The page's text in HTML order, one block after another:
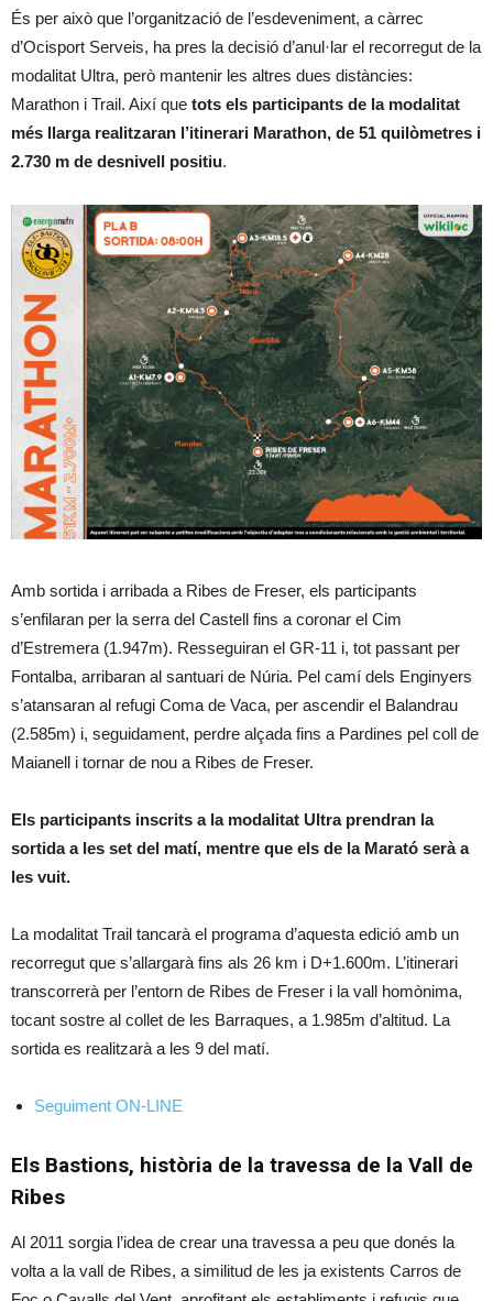
És per això que l’organització de l’esdeveniment, a càrrec
d’Ocisport Serveis, ha pres la decisió d’anul·lar el recorregut de la
modalitat Ultra, però mantenir les altres dues distàncies:
Marathon i Trail. Així que tots els participants de la modalitat
més llarga realitzaran l’itinerari Marathon, de 51 quilòmetres i
2.730 m de desnivell positiu.
Amb sortida i arribada a Ribes de Freser, els participants
s’enfilaran per la serra del Castell fins a coronar el Cim
d’Estremera (1.947m). Resseguiran el GR-11 i, tot passant per
Fontalba, arribaran al santuari de Núria. Pel camí dels Enginyers
s’atansaran al refugi Coma de Vaca, per ascendir el Balandrau
(2.585m) i, seguidament, perdre alçada fins a Pardines pel coll de
Maianell i tornar de nou a Ribes de Freser.
Els participants inscrits a la modalitat Ultra prendran la
sortida a les set del matí, mentre que els de la Marató serà a
les vuit.
La modalitat Trail tancarà el programa d’aquesta edició amb un
recorregut que s’allargarà fins als 26 km i D+1.600m. L’itinerari
transcorrerà per l’entorn de Ribes de Freser i la vall homònima,
tocant sostre al collet de les Barraques, a 1.985m d’altitud. La
sortida es realitzarà a les 9 del matí.
Seguiment ON-LINE
Els Bastions, història de la travessa de la Vall de
Ribes
Al 2011 sorgia l’idea de crear una travessa a peu que donés la
volta a la vall de Ribes, a similitud de les ja existents Carros de